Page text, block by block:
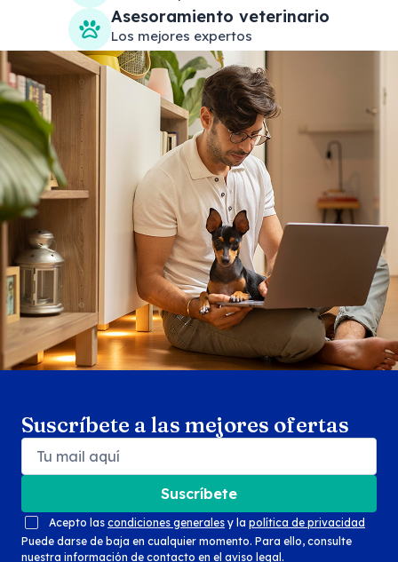
Asesoramiento veterinario
Los mejores expertos
Suscríbete a las mejores ofertas
Suscríbete
Acepto las condiciones generales y la política de privacidad
Puede darse de baja en cualquier momento. Para ello, consulte
nuestra información de contacto en el aviso legal .
Search products